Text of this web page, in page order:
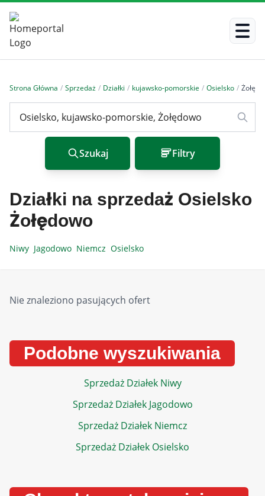
Strona Główna / Sprzedaż / Działki / kujawsko-pomorskie / Osielsko /
Szukaj Filtry
Działki na sprzedaż Osielsko
Żołędowo
Niwy Jagodowo Niemcz Osielsko
Nie znaleziono pasujących ofert
Podobne wyszukiwania
Sprzedaż Działek Niwy
Sprzedaż Działek Jagodowo
Sprzedaż Działek Niemcz
Sprzedaż Działek Osielsko